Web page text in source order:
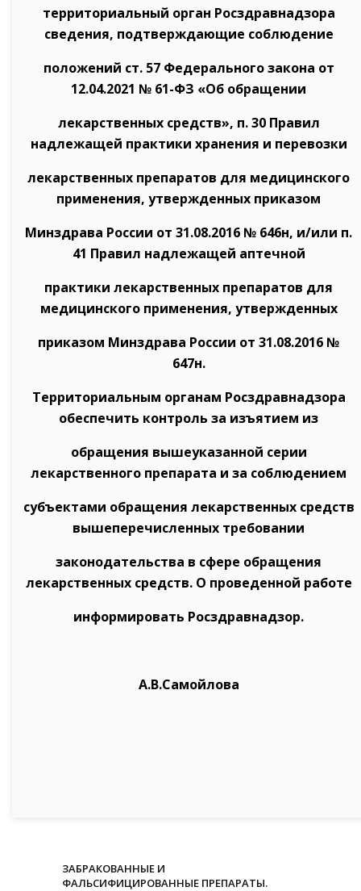
территориальный орган Росздравнадзора
сведения, подтверждающие соблюдение
положений ст. 57 Федерального закона от
12.04.2021 № 61-ФЗ «Об обращении
лекарственных средств», п. 30 Правил
надлежащей практики хранения и перевозки
лекарственных препаратов для медицинского
применения, утвержденных приказом
Минздрава России от 31.08.2016 № 646н, и/или п.
41 Правил надлежащей аптечной
практики лекарственных препаратов для
медицинского применения, утвержденных
приказом Минздрава России от 31.08.2016 №
647н.
Территориальным органам Росздравнадзора
обеспечить контроль за изъятием из
обращения вышеуказанной серии
лекарственного препарата и за соблюдением
субъектами обращения лекарственных средств
вышеперечисленных требовании
законодательства в сфере обращения
лекарственных средств. О проведенной работе
информировать Росздравнадзор.
А.В.Самойлова
ЗАБРАКОВАННЫЕ И
ФАЛЬСИФИЦИРОВАННЫЕ ПРЕПАРАТЫ.